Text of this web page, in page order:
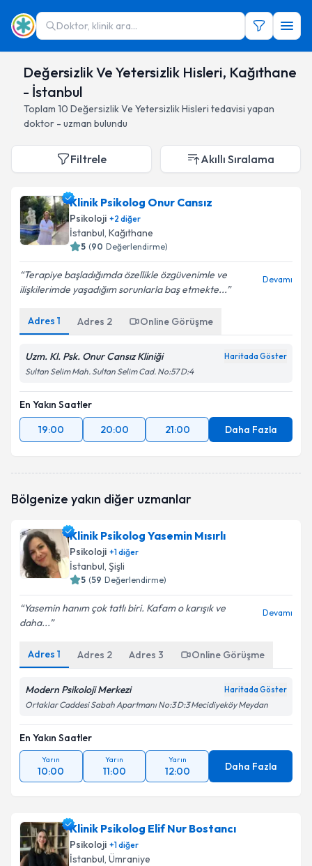
Doktor, klinik ara...
Değersizlik Ve Yetersizlik Hisleri, Kağıthane
- İstanbul
Toplam 10 Değersizlik Ve Yetersizlik Hisleri tedavisi yapan
doktor - uzman bulundu
Filtrele Akıllı Sıralama
Klinik Psikolog Onur Cansız
Psikoloji +2 diğer
İstanbul, Kağıthane
5 (90 Değerlendirme)
Terapiye başladığımda özellikle özgüvenimle ve
ilişkilerimde yaşadığım sorunlarla baş etmekte...
Devamı
Adres 1 Adres 2 Online Görüşme
Uzm. Kl. Psk. Onur Cansız Kliniği Haritada Göster
Sultan Selim Mah. Sultan Selim Cad. No:57 D:4
En Yakın Saatler
19:00
20:00 21:00 Daha Fazla
Bölgenize yakın diğer uzmanlar
Klinik Psikolog Yasemin Mısırlı
Psikoloji +1diğer
İstanbul, Şişli
5 (59 Değerlendirme)
Yasemin hanım çok tatlı biri. Kafam o karışık ve
daha...
Devamı
Adres 1 Adres 2 Adres 3 Online Görüşme
Modern Psikoloji Merkezi Haritada Göster
Ortaklar Caddesi Sabah Apartmanı No:3 D:3 Mecidiyeköy Meydan
En Yakın Saatler
Yarın
10:00
Yarın
11:00
Yarın
12:00 Daha Fazla
Klinik Psikolog Elif Nur Bostancı
Psikoloji +1diğer
İstanbul, Ümraniye